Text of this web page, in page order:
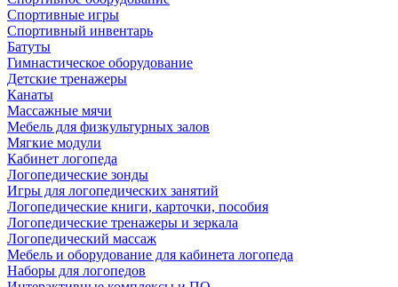
Спортивные игры
Спортивный инвентарь
Батуты
Гимнастическое оборудование
Детские тренажеры
Канаты
Массажные мячи
Мебель для физкультурных залов
Мягкие модули
Кабинет логопеда
Логопедические зонды
Игры для логопедических занятий
Логопедические книги, карточки, пособия
Логопедические тренажеры и зеркала
Логопедический массаж
Мебель и оборудование для кабинета логопеда
Наборы для логопедов